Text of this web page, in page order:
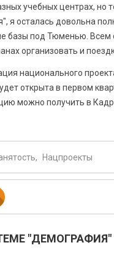
учебных центрах,
я осталась довольна
базы под Тюменью. Всем
организовать и
национального
открыта в первом
можно получить в
Нацпроекты
"ДЕМОГРАФИЯ"